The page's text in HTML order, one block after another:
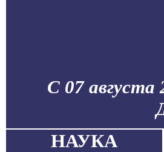
С 07 августа
НАУКА